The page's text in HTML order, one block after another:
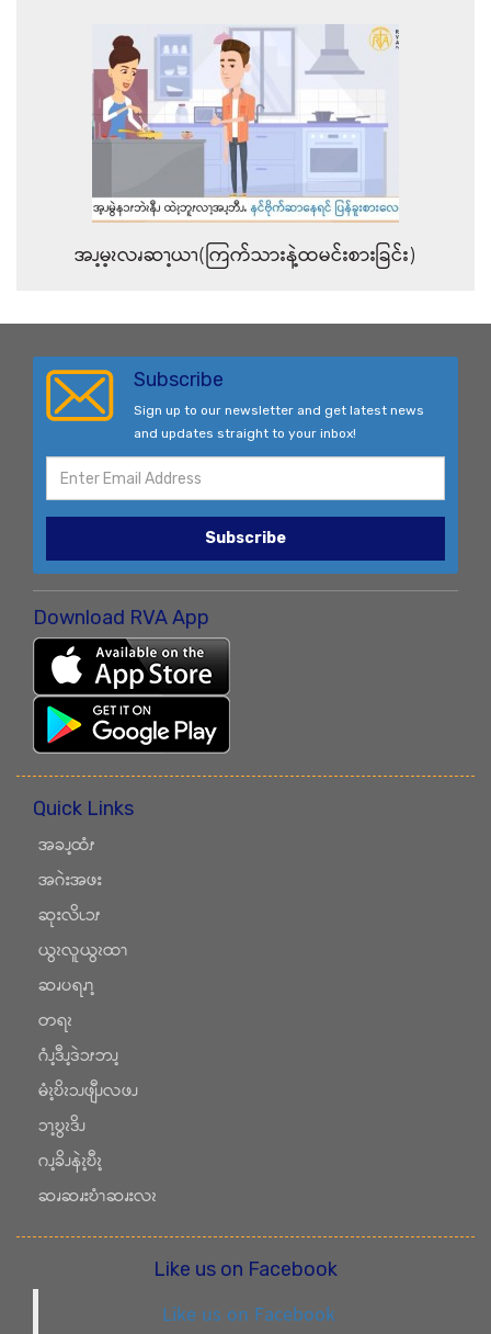
အၪ့မ့ၩလၧဆၫ့ယၫ(ကြက်သားနဲ့ထမင်းစားခြင်း)
Subscribe
Sign up to our newsletter and get latest news
and updates straight to your inbox!
Subscribe
Download RVA App
Quick Links
အခၪ့ထံၭ
အဂဲးအဖး
ဆုးလိၬၥၭ
ယွၩလူယွၩထၫ
ဆၧပရၧၫ့
တရၩ
ဂံၪ့ဒီၪ့ဒဲၥၭဘၪ့
မံၩ့ဎိၩၥၪဖျီၪလဖၪ
ၥၫ့ဎွၩဒိၪ
ဂၪ့ခိၪနဲၩ့ဎီၩ့
ဆၧဆၧးဎံၫဆၧးလၩ
Like us on Facebook
Like us on Facebook